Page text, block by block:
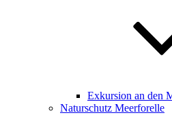
Exkursion an den
Naturschutz Meerforelle